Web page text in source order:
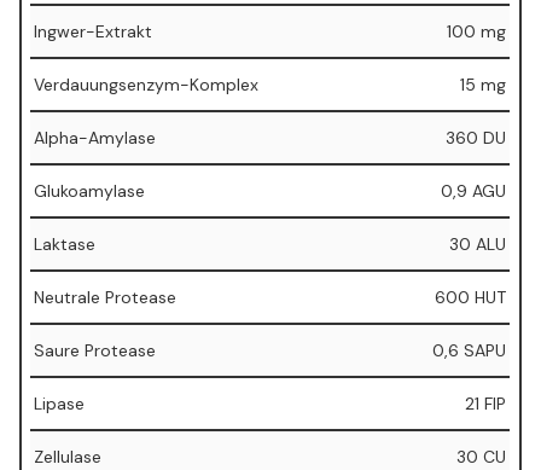
Ingwer-Extrakt 100 mg
Verdauungsenzym-Komplex 15 mg
Alpha-Amylase 360 DU
Glukoamylase 0,9 AGU
Laktase 30 ALU
Neutrale Protease 600 HUT
Saure Protease 0,6 SAPU
Lipase 21 FIP
Zellulase 30 CU